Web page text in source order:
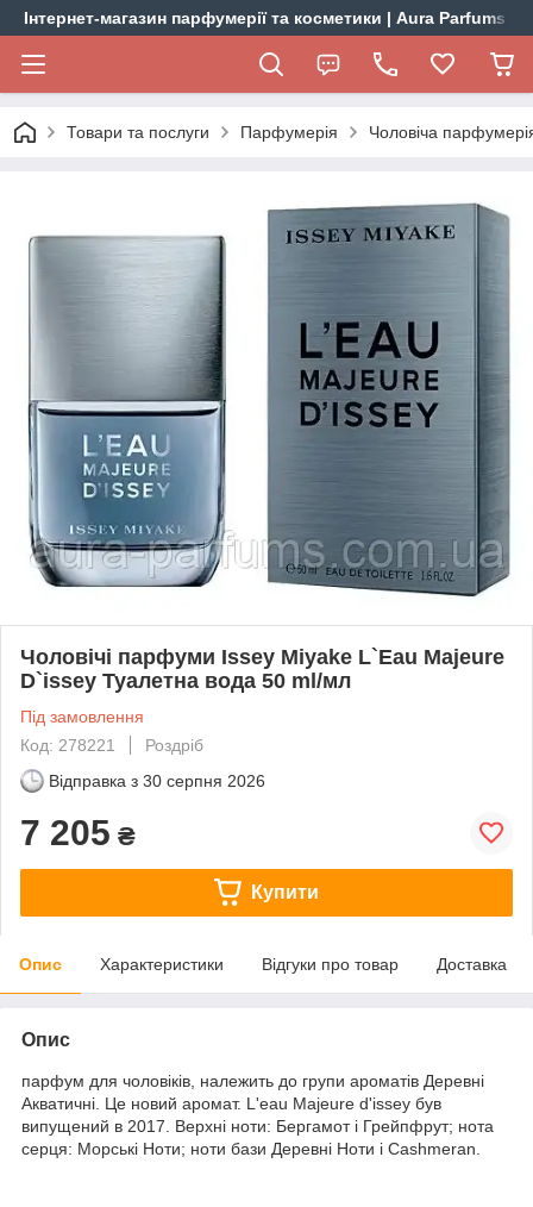
Інтернет-магазин парфумерії та косметики | Aura Parfums
Товари та послуги Парфумерія Чоловіча
Чоловічі парфуми Issey Miyake L`Eau Majeure
D`issey Туалетна вода 50 ml/мл
Під замовлення
Код: 278221
Роздріб
Відправка з 30 серпня 2026
7 205 ₴
Купити
Опис Характеристики Відгуки про товар Доставка
Опис
парфум для чоловіків, належить до групи ароматів Деревні
Акватичні. Це новий аромат. L'eau Majeure d'issey був
випущений в 2017. Верхні ноти: Бергамот і Грейпфрут; нота
серця: Морські Ноти; ноти бази Деревні Ноти і Cashmeran.